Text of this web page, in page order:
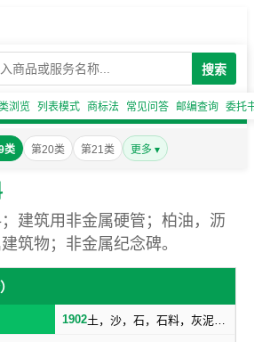
搜索
浏览 列表模式 商标法 常见问答 邮编查询 委托
类 第20类 第21类 更多 ▾
建筑用非金属硬管；柏油，沥
筑物；非金属纪念碑。
1902 土，沙，石，石料，灰泥，炉渣等建筑用料